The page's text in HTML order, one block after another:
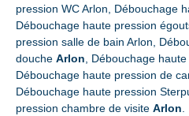
pression WC Arlon, Débouchage
Débouchage haute pression
pression salle de bain Arlon,
douche Arlon, Débouchage
Débouchage haute pression de
Débouchage haute pression
pression chambre de visite Arlon.